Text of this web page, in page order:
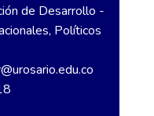
de Desarrollo -
Políticos